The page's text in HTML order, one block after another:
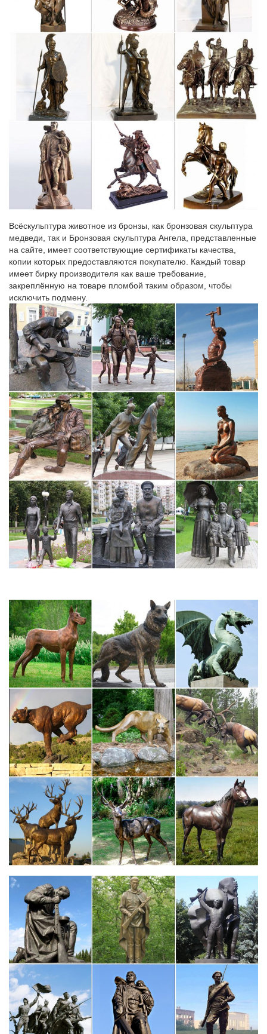
Всёскульптура животное из бронзы, как бронзовая скульптура
медведи, так и Бронзовая скульптура Ангела, представленные
на сайте, имеет соответствующие сертификаты качества,
копии которых предоставляются покупателю. Каждый товар
имеет бирку производителя как ваше требование,
закреплённую на товаре пломбой таким образом, чтобы
исключить подмену.